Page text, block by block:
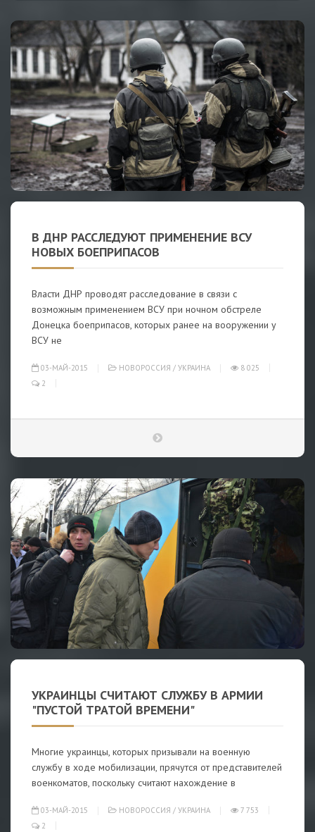
В ДНР РАССЛЕДУЮТ ПРИМЕНЕНИЕ ВСУ
НОВЫХ БОЕПРИПАСОВ
Власти ДНР проводят расследование в связи с
возможным применением ВСУ при ночном обстреле
Донецка боеприпасов, которых ранее на вооружении у
ВСУ не
03-МАЙ-2015 НОВОРОССИЯ / УКРАИНА
8 025
2
УКРАИНЦЫ СЧИТАЮТ СЛУЖБУ В АРМИИ
"ПУСТОЙ ТРАТОЙ ВРЕМЕНИ"
Многие украинцы, которых призывали на военную
службу в ходе мобилизации, прячутся от представителей
военкоматов, поскольку считают нахождение в
03-МАЙ-2015 НОВОРОССИЯ / УКРАИНА
7 753
2